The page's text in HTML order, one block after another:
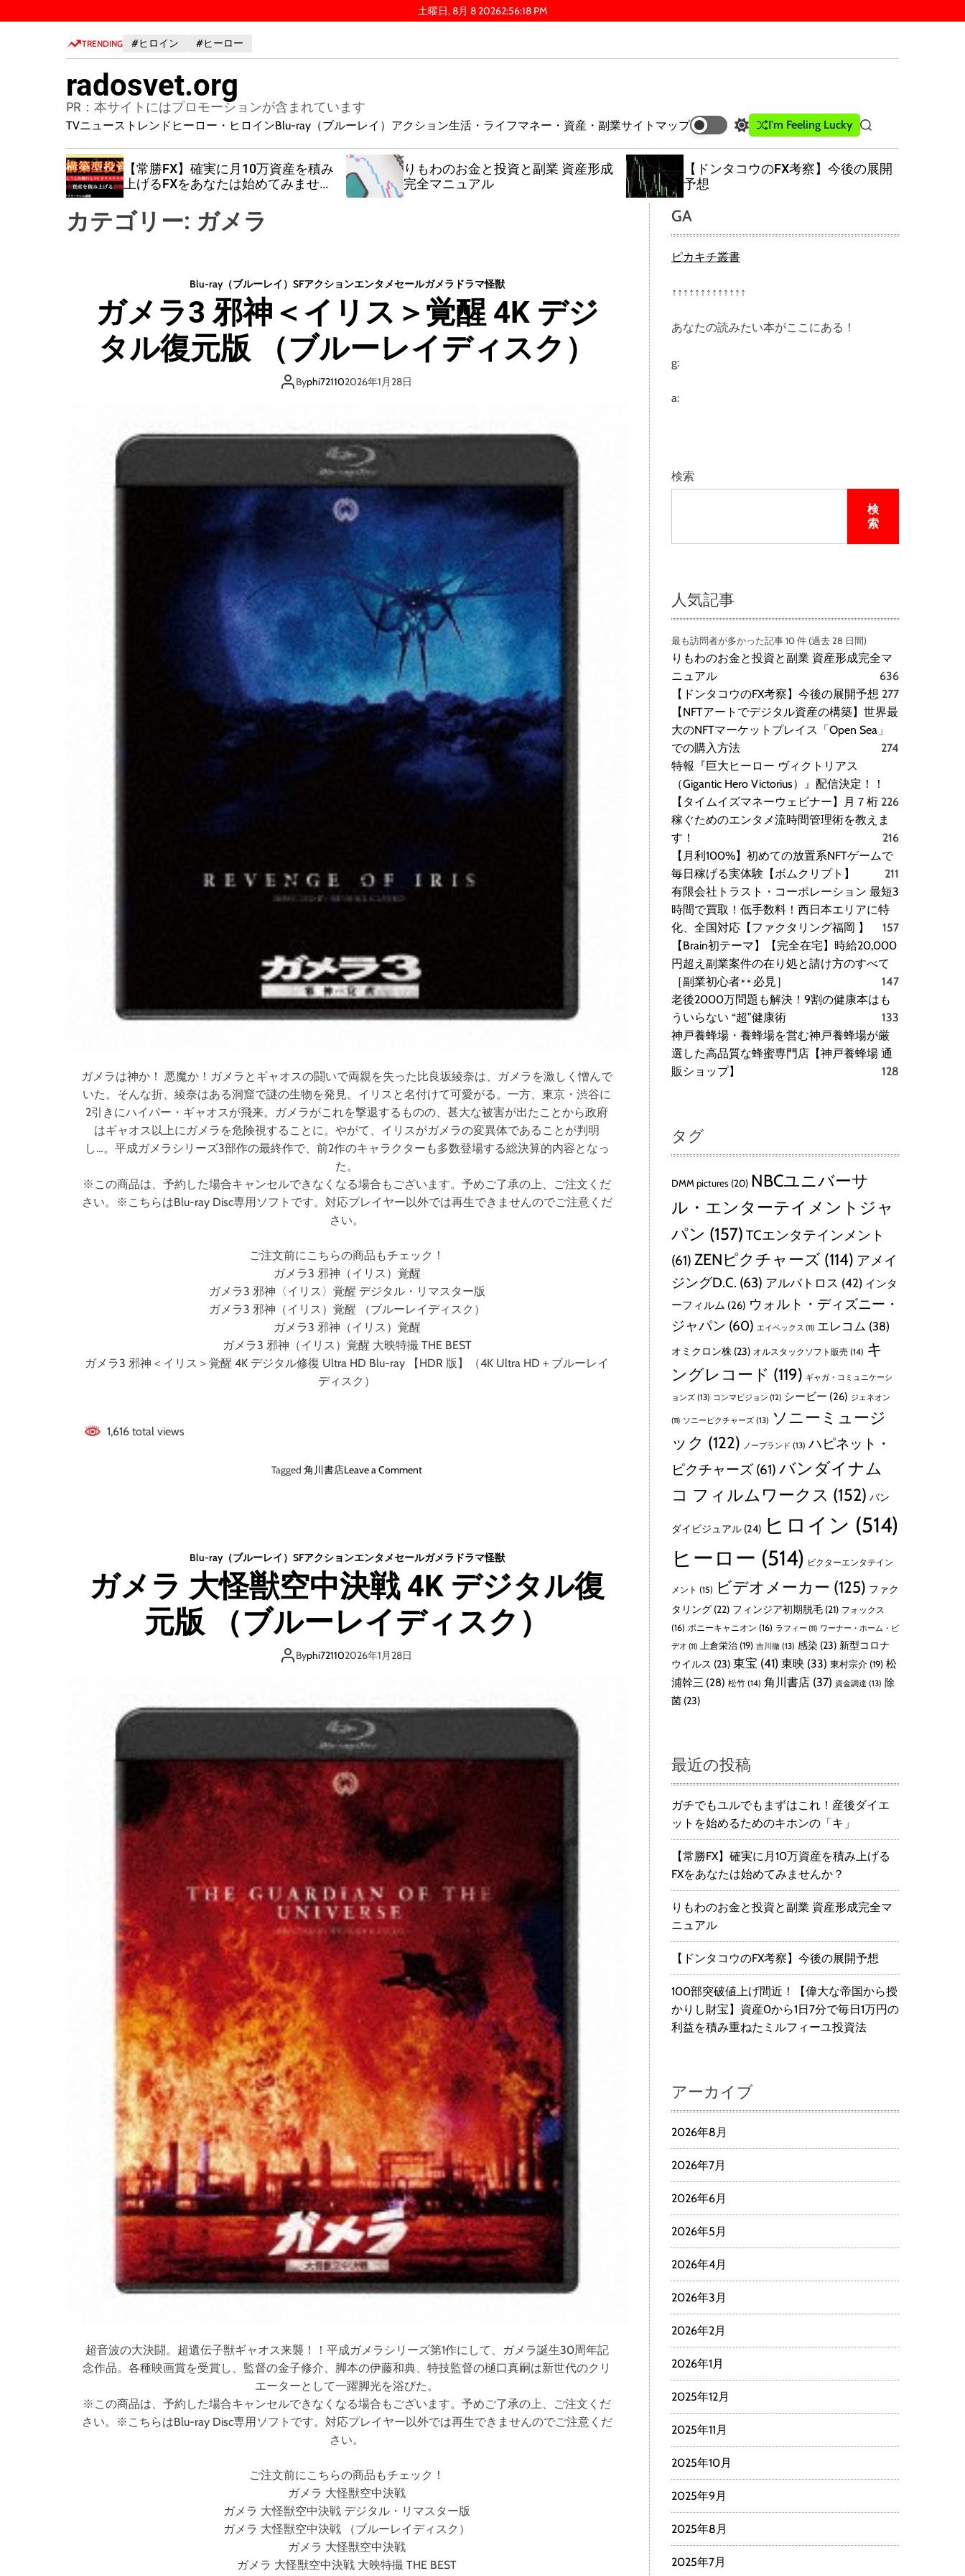
k
土曜日, 8月 8 20262:56:20 PM
TRENDING #ヒロイン #ヒーロー
radosvet.org
PR：本サイトにはプロモーションが含まれています
TVニューストレンド ヒーロー・ヒロインBlu-ray（ブルーレイ） アクション生活・ライフマネー・資産・副業サイトマップ
S
w
t
o
o
m
e
I'm Feeling Lucky
S
e
a
r
【常勝FX】確実に月10万資産を積み
上げるFXをあなたは始めてみません
りもわのお金と投資と副業 資産形成
完全マニュアル
【ドンタコウのFX考察】今後の展開
予想
カテゴリー: ガメラ
Blu-ray（ブルーレイ） SFアクションエンタメセールガメラ ドラマ怪獣
ガメラ3 邪神＜イリス＞覚醒 4K デジ
タル復元版 （ブルーレイディスク）
Byphi721102026年1月28日
ガメラは神か！ 悪魔か！ガメラとギャオスの闘いで両親を失った比良坂綾奈は、ガメラを激しく憎んで
いた。そんな折、綾奈はある洞窟で謎の生物を発見。イリスと名付けて可愛がる。一方、東京・渋谷に
2引きにハイパー・ギャオスが飛来。ガメラがこれを撃退するものの、甚大な被害が出たことから政府
はギャオス以上にガメラを危険視することに。やがて、イリスがガメラの変異体であることが判明
し…。平成ガメラシリーズ3部作の最終作で、前2作のキャラクターも多数登場する総決算的内容となっ
た。
※この商品は、予約した場合キャンセルできなくなる場合もございます。予めご了承の上、ご注文くだ
さい。※こちらはBlu-ray Disc専用ソフトです。対応プレイヤー以外では再生できませんのでご注意くだ
さい。
ご注文前にこちらの商品もチェック！
ガメラ3 邪神（イリス）覚醒
ガメラ3 邪神〈イリス〉覚醒 デジタル・リマスター版
ガメラ3 邪神（イリス）覚醒 （ブルーレイディスク）
ガメラ3 邪神（イリス）覚醒
ガメラ3 邪神（イリス）覚醒 大映特撮 THE BEST
ガメラ3 邪神＜イリス＞覚醒 4K デジタル修復 Ultra HD Blu-ray 【HDR 版】（4K Ultra HD＋ブルーレイ
ディスク）
1,616 total views
Tagged 角川書店Leave a Commento
邪
＜
イ
4
元
（
ー
ィ
ク
）
Blu-ray（ブルーレイ） SFアクションエンタメセールガメラ ドラマ怪獣
ガメラ 大怪獣空中決戦 4K デジタル復
元版 （ブルーレイディスク）
Byphi721102026年1月28日
超音波の大決闘。超遺伝子獣ギャオス来襲！！平成ガメラシリーズ第1作にして、ガメラ誕生30周年記
念作品。各種映画賞を受賞し、監督の金子修介、脚本の伊藤和典、特技監督の樋口真嗣は新世代のクリ
エーターとして一躍脚光を浴びた。
※この商品は、予約した場合キャンセルできなくなる場合もございます。予めご了承の上、ご注文くだ
さい。※こちらはBlu-ray Disc専用ソフトです。対応プレイヤー以外では再生できませんのでご注意くだ
さい。
ご注文前にこちらの商品もチェック！
ガメラ 大怪獣空中決戦
ガメラ 大怪獣空中決戦 デジタル・リマスター版
ガメラ 大怪獣空中決戦 （ブルーレイディスク）
ガメラ 大怪獣空中決戦
ガメラ 大怪獣空中決戦 大映特撮 THE BEST
GA
ピカキチ叢書
↑↑↑↑↑↑↑↑↑↑↑↑↑
あなたの読みたい本がここにある！
g:
a:
検索
検
索
人気記事
最も訪問者が多かった記事 10 件 (過去 28 日間)
りもわのお金と投資と副業 資産形成完全マ
ニュアル
636
【ドンタコウのFX考察】今後の展開予想 277
【NFTアートでデジタル資産の構築】世界最
大のNFTマーケットプレイス「Open Sea」
での購入方法
274
特報『巨大ヒーロー ヴィクトリアス
（Gigantic Hero Victorius）』配信決定！！
226
【タイムイズマネーウェビナー】月７桁
稼ぐためのエンタメ流時間管理術を教えま
す！
216
【月利100%】初めての放置系NFTゲームで
毎日稼げる実体験【ボムクリプト】
211
有限会社トラスト・コーポレーション 最短3
時間で買取！低手数料！西日本エリアに特
化、全国対応【ファクタリング福岡 】
157
【Brain初テーマ】【完全在宅】時給20,000
円超え副業案件の在り処と請け方のすべて
［副業初心者
必見］
147
老後2000万問題も解決！9割の健康本はも
ういらない “超”健康術
133
神戸養蜂場・養蜂場を営む神戸養蜂場が厳
選した高品質な蜂蜜専門店【神戸養蜂場 通
販ショップ】
128
タグ
DMM pictures (20) NBCユニバーサ
ル・エンターテイメントジャ
パン (157) TCエンタテインメント
(61) ZENピクチャーズ (114) アメイ
ジングD.C. (63) アルバトロス (42) インタ
ーフィルム (26) ウォルト・ディズニー・
ジャパン (60) エイベックス (11) エレコム (38)
オミクロン株 (23) オルスタックソフト販売 (14) キ
ングレコード (119) ギャガ・コミュニケーシ
ョンズ (13) コンマビジョン (12) シービー (26) ジェネオン
(11) ソニーピクチャーズ (13) ソニーミュージ
ック (122) ノーブランド (13) ハピネット・
ピクチャーズ (61) バンダイナム
コ フィルムワークス (152) バン
ダイビジュアル (24) ヒロイン (514)
ヒーロー (514) ビクターエンタテイン
メント (15) ビデオメーカー (125) ファク
タリング (22) フィンジア初期脱毛 (21) フォックス
(16) ポニーキャニオン (16) ラフィー (11) ワーナー・ホーム・ビ
デオ (11) 上倉栄治 (19) 吉川徹 (13) 感染 (23) 新型コロナ
ウイルス (23) 東宝 (41) 東映 (33) 東村宗介 (19) 松
浦幹三 (28) 松竹 (14) 角川書店 (37) 資金調達 (13) 除
菌 (23)
最近の投稿
ガチでもユルでもまずはこれ！産後ダイエ
ットを始めるためのキホンの「キ」
【常勝FX】確実に月10万資産を積み上げる
FXをあなたは始めてみませんか？
りもわのお金と投資と副業 資産形成完全マ
ニュアル
【ドンタコウのFX考察】今後の展開予想
100部突破値上げ間近！【偉大な帝国から授
かりし財宝】資産0から1日7分で毎日1万円の
利益を積み重ねたミルフィーユ投資法
アーカイブ
2026年8月
2026年7月
2026年6月
2026年5月
2026年4月
2026年3月
2026年2月
2026年1月
2025年12月
2025年11月
2025年10月
2025年9月
2025年8月
2025年7月